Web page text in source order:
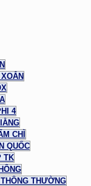
4
CHÌ
QUỐC
TK
THƯỜNG